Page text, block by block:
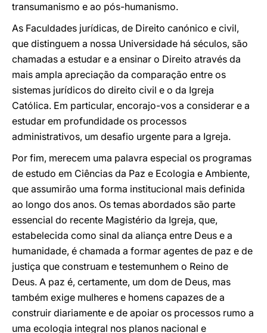
transumanismo e ao pós-humanismo.
As Faculdades jurídicas, de Direito canónico e civil,
que distinguem a nossa Universidade há séculos, são
chamadas a estudar e a ensinar o Direito através da
mais ampla apreciação da comparação entre os
sistemas jurídicos do direito civil e o da Igreja
Católica. Em particular, encorajo-vos a considerar e a
estudar em profundidade os processos
administrativos, um desafio urgente para a Igreja.
Por fim, merecem uma palavra especial os programas
de estudo em Ciências da Paz e Ecologia e Ambiente,
que assumirão uma forma institucional mais definida
ao longo dos anos. Os temas abordados são parte
essencial do recente Magistério da Igreja, que,
estabelecida como sinal da aliança entre Deus e a
humanidade, é chamada a formar agentes de paz e de
justiça que construam e testemunhem o Reino de
Deus. A paz é, certamente, um dom de Deus, mas
também exige mulheres e homens capazes de a
construir diariamente e de apoiar os processos rumo a
uma ecologia integral nos planos nacional e